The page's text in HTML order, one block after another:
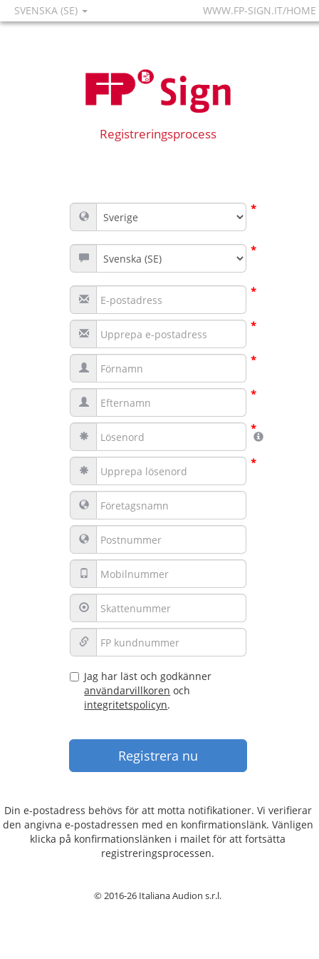
SVENSKA (SE) WWW.FP-SIGN.IT/HOME
Registreringsprocess
*
*
*
*
*
*
*
*
Jag har läst och godkänner
användarvillkoren och
integritetspolicyn.
Din e-postadress behövs för att motta notifikationer. Vi verifierar
den angivna e-postadressen med en konfirmationslänk. Vänligen
klicka på konfirmationslänken i mailet för att fortsätta
registreringsprocessen.
© 2016-26 Italiana Audion s.r.l.